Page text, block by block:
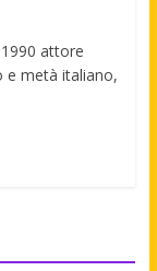
attore
e metà italiano,